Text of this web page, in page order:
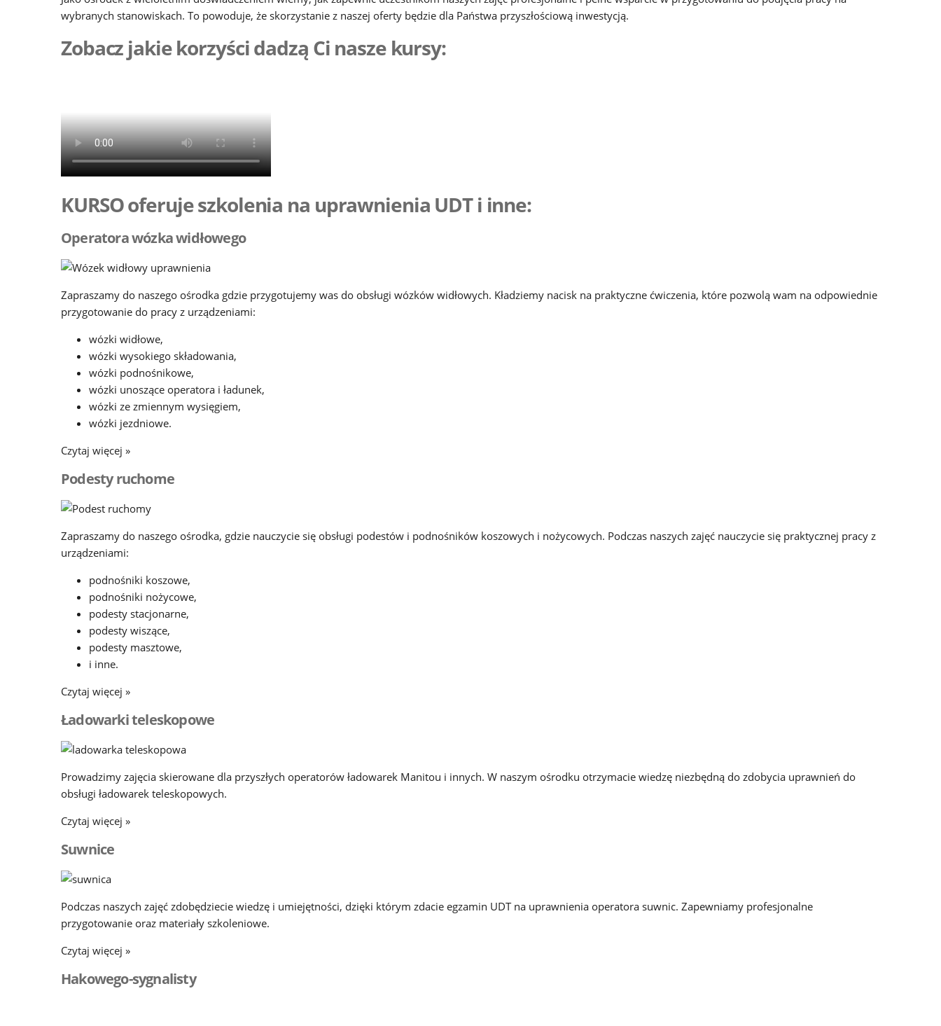
wybranych stanowiskach. To powoduje, że skorzystanie z naszej oferty będzie dla Państwa przyszłościową inwestycją.
Zobacz jakie korzyści dadzą Ci nasze kursy:
KURSO oferuje szkolenia na uprawnienia UDT i inne:
Operatora wózka widłowego
Zapraszamy do naszego ośrodka gdzie przygotujemy was do obsługi wózków widłowych. Kładziemy nacisk na praktyczne ćwiczenia, które pozwolą wam na odpowiednie
przygotowanie do pracy z urządzeniami:
wózki widłowe,
wózki wysokiego składowania,
wózki podnośnikowe,
wózki unoszące operatora i ładunek,
wózki ze zmiennym wysięgiem,
wózki jezdniowe.
Czytaj więcej »
Podesty ruchome
Zapraszamy do naszego ośrodka, gdzie nauczycie się obsługi podestów i podnośników koszowych i nożycowych. Podczas naszych zajęć nauczycie się praktycznej pracy z
urządzeniami:
podnośniki koszowe,
podnośniki nożycowe,
podesty stacjonarne,
podesty wiszące,
podesty masztowe,
i inne.
Czytaj więcej »
Ładowarki teleskopowe
Prowadzimy zajęcia skierowane dla przyszłych operatorów ładowarek Manitou i innych. W naszym ośrodku otrzymacie wiedzę niezbędną do zdobycia uprawnień do
obsługi ładowarek teleskopowych.
Czytaj więcej »
Suwnice
Podczas naszych zajęć zdobędziecie wiedzę i umiejętności, dzięki którym zdacie egzamin UDT na uprawnienia operatora suwnic. Zapewniamy profesjonalne
przygotowanie oraz materiały szkoleniowe.
Czytaj więcej »
Hakowego-sygnalisty